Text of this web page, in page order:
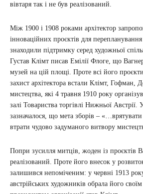
вівтаря так і не був реалізований.
Між 1900 і 1908 роками архітектор
інноваційних проєктів для
знаходили підтримку серед художньої
Густав Клімт писав Емілії Флоге, що
музей на цій площі. Проте всі його
захист архітектора встали Клімт, Гофман,
мистецтва, які 4 травня 1910 року
залі Товариства торгівлі Нижньої
зазначалося, що мета зборів –
втрати чудово задуманого витвору
Попри зусилля митців, жоден із проєктів
реалізований. Проте його внесок у
залишився непоміченим: у червні 1913
австрійських художників обрала його